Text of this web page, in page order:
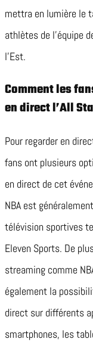
mettra en lumière le
athlètes de l’équipe
l’Est.
Comment les
en direct l’All
Pour regarder en
fans ont plusieurs
en direct de cet
NBA est
télévision sportives
Eleven Sports. De
streaming comme
également la
direct sur différents
smartphones, les